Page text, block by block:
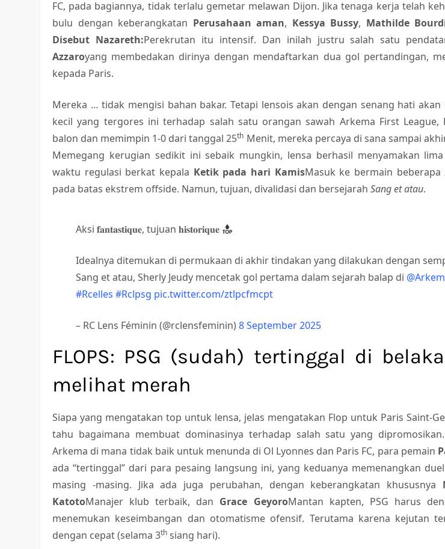
FC, pada bagiannya, tidak terlalu gemetar melawan Dijon. Jika tenaga kerja telah
bulu dengan keberangkatan Perusahaan aman, Kessya Bussy, Mathilde
Disebut Nazareth:Perekrutan itu intensif. Dan inilah justru salah satu
Azzaroyang membedakan dirinya dengan mendaftarkan dua gol pertandingan,
kepada Paris.
Mereka … tidak mengisi bahan bakar. Tetapi lensois akan dengan senang hati
kecil yang tergores ini terhadap salah satu orangan sawah Arkema First League,
balon dan memimpin 1-0 dari tanggal 25th Menit, mereka percaya di sana sampai
Memegang kerugian sedikit ini sebaik mungkin, lensa berhasil menyamakan
waktu regulasi berkat kepala Ketik pada hari KamisMasuk ke bermain beberapa
pada batas ekstrem offside. Namun, tujuan, divalidasi dan bersejarahSang et atau.
Aksi 𝐟𝐚𝐧𝐭𝐚𝐬𝐭𝐢𝐪𝐮𝐞, tujuan 𝐡𝐢𝐬𝐭𝐨𝐫𝐢𝐪𝐮𝐞
Idealnya ditemukan di permukaan di akhir tindakan yang dilakukan dengan
Sang et atau, Sherly Jeudy mencetak gol pertama dalam sejarah balap di
#Rcelles #Rclpsg pic.twitter.com/ztlpcfmcpt
– RC Lens Féminin (@rclensfeminin)8 September 2025
FLOPS: PSG (sudah) tertinggal di
melihat merah
Siapa yang mengatakan top untuk lensa, jelas mengatakan Flop untuk Paris Saint-
tahu bagaimana membuat dominasinya terhadap salah satu yang
Arkema di mana tidak baik untuk menunda di Ol Lyonnes dan Paris FC, para pemain
ada “tertinggal” dari para pesaing langsung ini, yang keduanya memenangkan
masing -masing. Jika ada juga perubahan, dengan keberangkatan khususnya
KatotoManajer klub terbaik, dan Grace GeyoroMantan kapten, PSG harus
menemukan keseimbangan dan otomatisme ofensif. Terutama karena kejutan
dengan cepat (selama 3th siang hari).